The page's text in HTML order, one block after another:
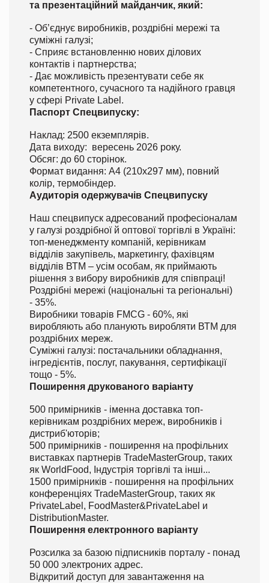
та презентаційний майданчик, який:
- Об’єднує виробників, роздрібні мережі та
суміжні галузі;
- Сприяє встановленню нових ділових
контактів і партнерства;
- Дає можливість презентувати себе як
компетентного, сучасного та надійного гравця
у сфері Private Label.
Паспорт Спецвипуску:
Наклад: 2500 екземплярів.
Дата виходу: вересень 2026 року.
Обсяг: до 60 сторінок.
Формат видання: А4 (210х297 мм), повний
колір, термобіндер.
Аудиторія одержувачів Спецвипуску
Наш спецвипуск адресований професіоналам
у галузі роздрібної й оптової торгівлі в Україні:
топ-менеджменту компаній, керівникам
відділів закупівель, маркетингу, фахівцям
відділів ВТМ – усім особам, як приймають
рішення з вибору виробників для співпраці!
Роздрібні мережі (національні та регіональні)
- 35%.
Виробники товарів FMCG - 60%, які
виробляють або планують виробляти ВТМ для
роздрібних мереж.
Суміжні галузі: постачальники обладнання,
інгредієнтів, послуг, пакування, сертифікації
тощо - 5%.
Поширення друкованого варіанту
500 примірників - іменна доставка топ-
керівникам роздрібних мереж, виробників і
дистриб'юторів;
500 примірників - поширення на профільних
виставках партнерів TradeMasterGroup, таких
як WorldFood, Індустрія торгівлі та інші...
1500 примірників - поширення на профільних
конференціях TradeMasterGroup, таких як
PrivateLabel, FoodMaster&PrivateLabel и
DistributionMaster.
Поширення електронного варіанту
Розсилка за базою підписників порталу - понад
50 000 электроних адрес.
Відкритий доступ для завантаження на